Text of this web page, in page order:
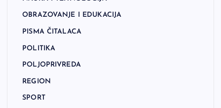
OBRAZOVANJE I EDUKACIJA
PISMA ČITALACA
POLITIKA
POLJOPRIVREDA
REGION
SPORT